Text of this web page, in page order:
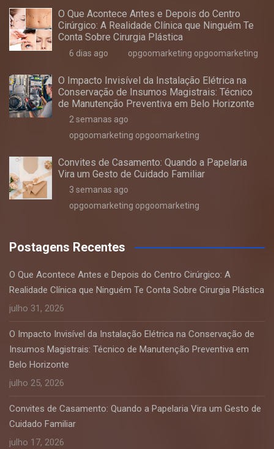
O Que Acontece Antes e Depois do Centro
Cirúrgico: A Realidade Clínica que Ninguém Te
Conta Sobre Cirurgia Plástica
6 dias ago opgoomarketing opgoomarketing
O Impacto Invisível da Instalação Elétrica na
Conservação de Insumos Magistrais: Técnico
de Manutenção Preventiva em Belo Horizonte
2 semanas ago
opgoomarketing opgoomarketing
Convites de Casamento: Quando a Papelaria
Vira um Gesto de Cuidado Familiar
3 semanas ago
opgoomarketing opgoomarketing
Postagens Recentes
O Que Acontece Antes e Depois do Centro Cirúrgico: A
Realidade Clínica que Ninguém Te Conta Sobre Cirurgia Plástica
julho 31, 2026
O Impacto Invisível da Instalação Elétrica na Conservação de
Insumos Magistrais: Técnico de Manutenção Preventiva em
Belo Horizonte
julho 25, 2026
Convites de Casamento: Quando a Papelaria Vira um Gesto de
Cuidado Familiar
julho 17, 2026